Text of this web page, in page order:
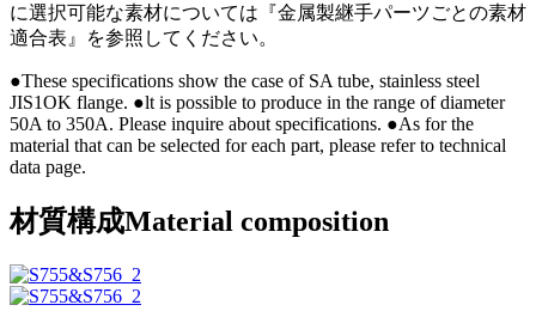
に選択可能な素材については『金属製継手パーツごとの素材
適合表』 を参照してください。
●These specifications show the case of SA tube, stainless steel
JIS1OK flange. ●lt is possible to produce in the range of diameter
50A to 350A. Please inquire about specifications. ●As for the
material that can be selected for each part, please refer to technical
data page.
材質構成Material composition